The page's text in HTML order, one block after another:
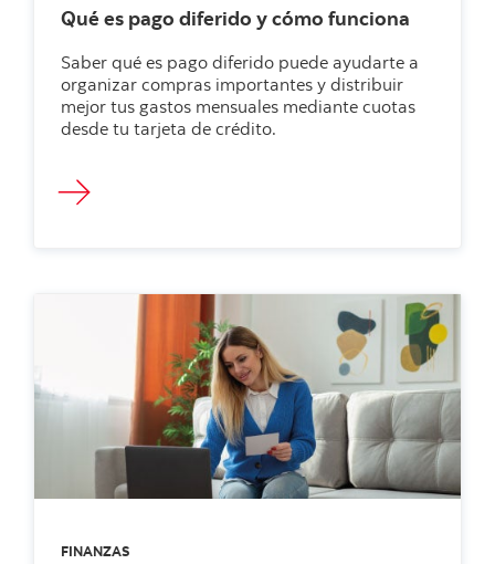
Qué es pago diferido y cómo funciona
Saber qué es pago diferido puede ayudarte a
organizar compras importantes y distribuir
mejor tus gastos mensuales mediante cuotas
desde tu tarjeta de crédito.
FINANZAS